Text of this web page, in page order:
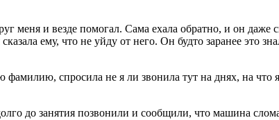
меня и везде помогал. Сама ехала обратно, и он даже
ему, что не уйду от него. Он будто заранее это
спросила не я ли звонила тут на днях, на что я
до занятия позвонили и сообщили, что машина